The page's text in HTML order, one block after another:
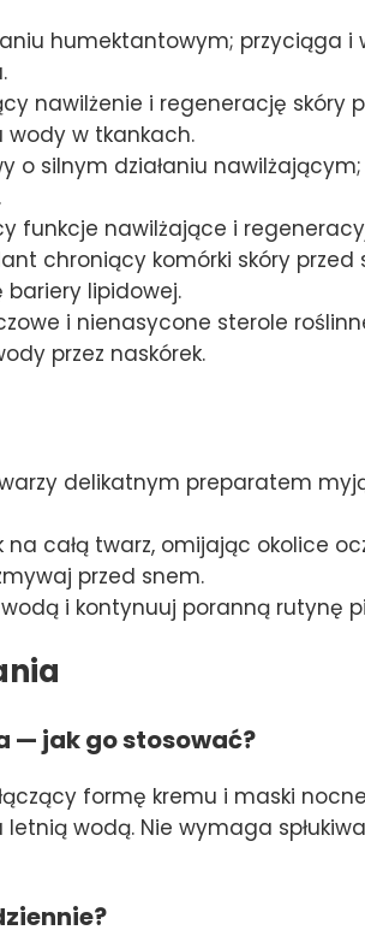
humektantowym; przyciąga i
nawilżenie i regenerację skóry
w tkankach.
o silnym działaniu
funkcje nawilżające i
chroniący komórki skóry
lipidowej.
i nienasycone sterole
przez naskórek.
delikatnym preparatem
całą twarz, omijając okolice
przed snem.
i kontynuuj poranną rutynę
— jak go stosować?
formę kremu i maski
wodą. Nie wymaga